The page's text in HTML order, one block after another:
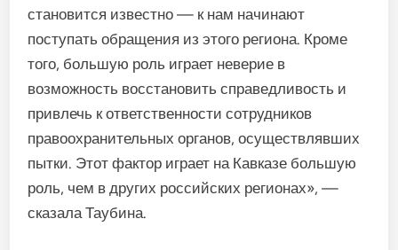
становится известно — к нам начинают
поступать обращения из этого региона. Кроме
того, большую роль играет неверие в
возможность восстановить справедливость и
привлечь к ответственности сотрудников
правоохранительных органов, осуществлявших
пытки. Этот фактор играет на Кавказе большую
роль, чем в других российских регионах», —
сказала Таубина.